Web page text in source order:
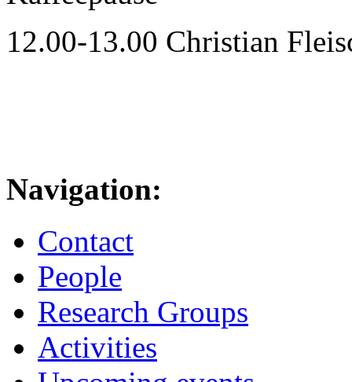
12.00-13.00 Christian
Navigation:
Contact
People
Research Groups
Activities